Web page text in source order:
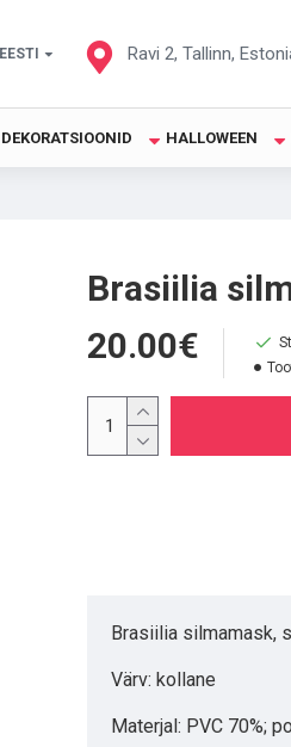
EESTI Ravi 2, Tallinn,
DEKORATSIOONID HALLOWEEN
Brasiilia
20.00€
Brasiilia silmamask,
Värv: kollane
Materjal: PVC 70%;